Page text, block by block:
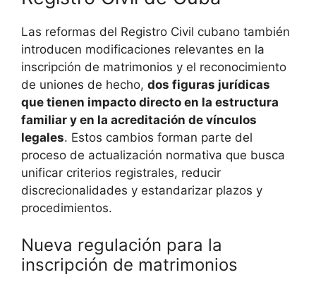
Las reformas del Registro Civil cubano también
introducen modificaciones relevantes en la
inscripción de matrimonios y el reconocimiento
de uniones de hecho, dos figuras jurídicas
que tienen impacto directo en la estructura
familiar y en la acreditación de vínculos
legales. Estos cambios forman parte del
proceso de actualización normativa que busca
unificar criterios registrales, reducir
discrecionalidades y estandarizar plazos y
procedimientos.
Nueva regulación para la
inscripción de matrimonios